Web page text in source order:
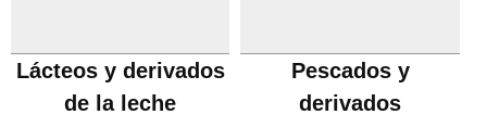
Lácteos y derivados
de la leche
Pescados y
derivados